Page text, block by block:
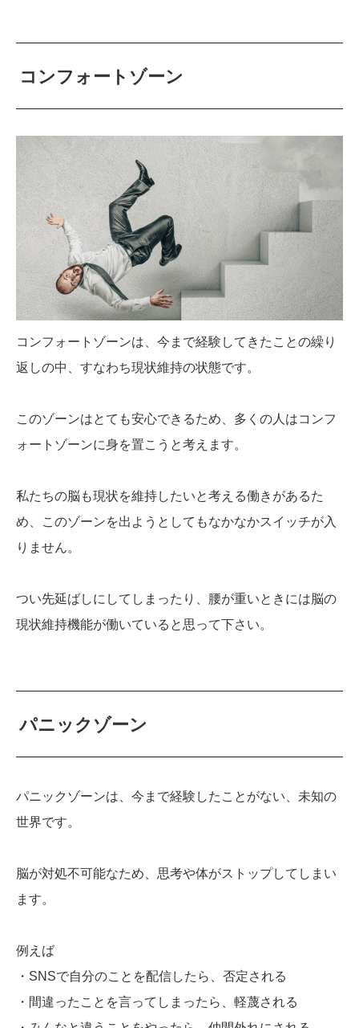
コンフォートゾーン
コンフォートゾーンは、今まで経験してきたことの繰り
返しの中、すなわち現状維持の状態です。
このゾーンはとても安心できるため、多くの人はコンフ
ォートゾーンに身を置こうと考えます。
私たちの脳も現状を維持したいと考える働きがあるた
め、このゾーンを出ようとしてもなかなかスイッチが入
りません。
つい先延ばしにしてしまったり、腰が重いときには脳の
現状維持機能が働いていると思って下さい。
パニックゾーン
パニックゾーンは、今まで経験したことがない、未知の
世界です。
脳が対処不可能なため、思考や体がストップしてしまい
ます。
例えば
・SNSで自分のことを配信したら、否定される
・間違ったことを言ってしまったら、軽蔑される